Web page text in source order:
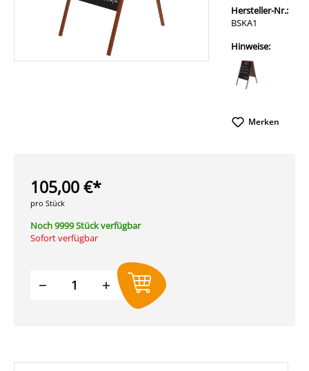
Hersteller-Nr.:
BSKA1
Hinweise:
Merken
105,00 €*
pro Stück
Noch 9999 Stück verfügbar
Sofort verfügbar
Produkt Anzahl: Gib den